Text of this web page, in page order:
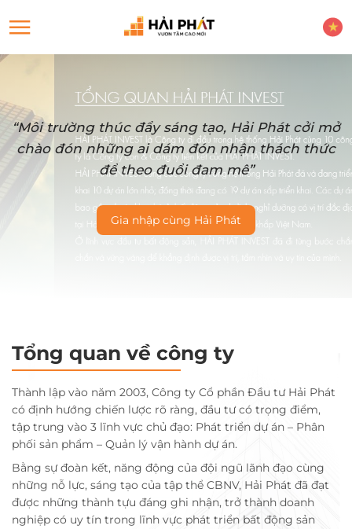
“Môi trường thúc đẩy sáng tạo, Hải Phát cởi mở
chào đón những ai dám đón nhận thách thức
để theo đuổi đam mê”
Gia nhập cùng Hải Phát
Tổng quan về công ty
Thành lập vào năm 2003, Công ty Cổ phần Đầu tư Hải Phát
có định hướng chiến lược rõ ràng, đầu tư có trọng điểm,
tập trung vào 3 lĩnh vực chủ đạo: Phát triển dự án – Phân
phối sản phẩm – Quản lý vận hành dự án.
Bằng sự đoàn kết, năng động của đội ngũ lãnh đạo cùng
những nỗ lực, sáng tạo của tập thể CBNV, Hải Phát đã đạt
được những thành tựu đáng ghi nhận, trở thành doanh
nghiệp có uy tín trong lĩnh vực phát triển bất động sản